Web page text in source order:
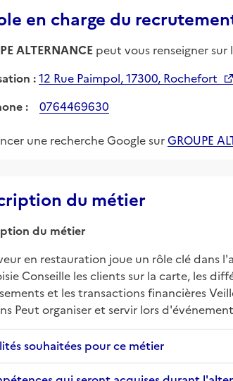
en charge du
ALTERNANCE peut vous renseigner sur
:12 Rue Paimpol, 17300, Rochefort
:
0764469630
une recherche Google surGROUPE
du métier
du métier
en restauration joue un rôle clé dans
Conseille les clients sur la carte, les
et les transactions financières
Peut organiser et servir lors
souhaitées pour ce métier